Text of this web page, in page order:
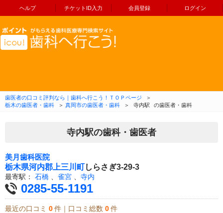
ヘルプ チケットID入力 会員登録 ログイン
コンテンツへ移動
歯医者の口コミ評判なら｜歯科へ行こう！ＴＯＰページ
＞
栃木の歯医者・歯科
＞ 真岡市の歯医者・歯科 ＞ 寺内駅 の歯医者・歯科
寺内駅の歯科・歯医者
美月歯科医院
栃木県河内郡上三川町しらさぎ3-29-3
最寄駅： 石橋 雀宮 寺内
0285-55-1191
最近の口コミ 0 件｜口コミ総数 0 件